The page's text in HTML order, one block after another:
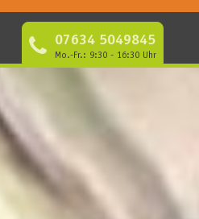
07634 5049845
Mo.-Fr.: 9:30 - 16:30 Uhr